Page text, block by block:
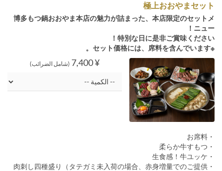
極上おおやまセット
博多もつ鍋おおやま本店の魅力が詰まった、本店限定のセットメ
ニュー！
特別な日に是非ご賞味ください！
※セット価格には、席料を含んでいます。
¥ 7,400 (شامل الضرائب)
・お席料
・柔らか牛すもつ
・生食感！牛ユッケ
・肉刺し四種盛り（タテガミ未入荷の場合、赤身増量でのご提供